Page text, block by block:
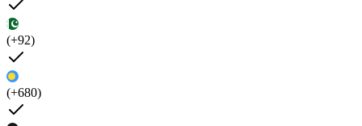
(+92)
(+680)